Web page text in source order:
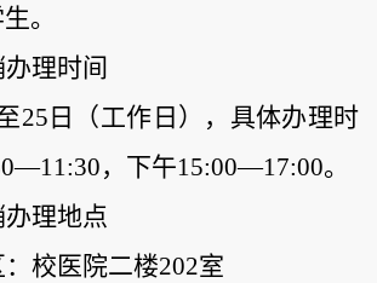
。
办理时间
25日（工作日）， 具体办理时
，下午15:00—17:00。
办理地点
校医院二楼202室